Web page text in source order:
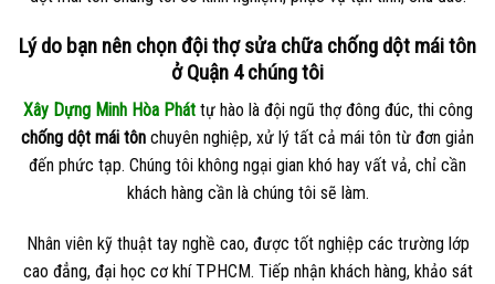
Lý do bạn nên chọn đội thợ sửa chữa chống dột mái tôn
ở Quận 4 chúng tôi
Xây Dựng Minh Hòa Pháttự hào là đội ngũ thợ đông đúc, thi công
chống dột mái tôn chuyên nghiệp, xử lý tất cả mái tôn từ đơn giản
đến phức tạp. Chúng tôi không ngại gian khó hay vất vả, chỉ cần
khách hàng cần là chúng tôi sẽ làm.
Nhân viên kỹ thuật tay nghề cao, được tốt nghiệp các trường lớp
cao đẳng, đại học cơ khí TPHCM. Tiếp nhận khách hàng, khảo sát